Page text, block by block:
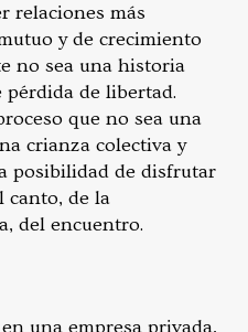
relaciones más
y de crecimiento
no sea una historia
de libertad.
que no sea una
crianza colectiva y
posibilidad de disfrutar
canto, de la
del encuentro.
una empresa privada,